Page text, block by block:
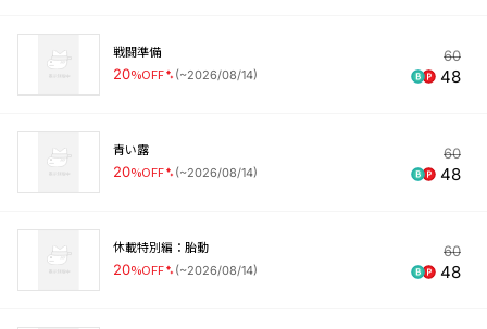
戦闘準備
20%OFF (~2026/08/14)
60
48
青い露
20%OFF (~2026/08/14)
60
48
休載特別編：胎動
20%OFF (~2026/08/14)
60
48